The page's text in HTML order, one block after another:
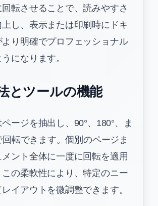
回転させることで、読みやすさ
上し、表示または印刷時にドキ
より明確でプロフェッショナル
になります。
とツールの機能
ージを抽出し、90°、180°、ま
回転できます。個別のページま
ント全体に一度に回転を適用
この柔軟性により、特定のニー
イアウトを微調整できます。